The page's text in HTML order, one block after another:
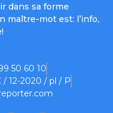
dans sa forme
maître-mot est: l’info,
50 60 10
/ 12-2020 / pl / P